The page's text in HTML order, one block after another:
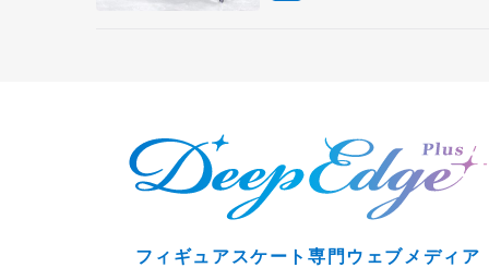
フィギュアスケート専門ウェブメディア